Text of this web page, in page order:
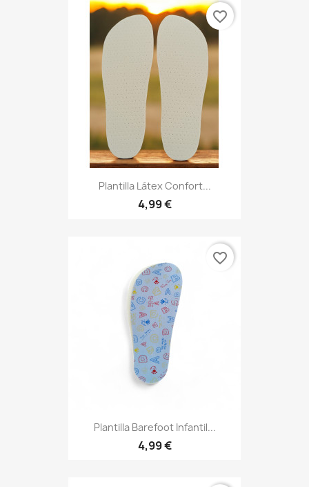
Plantilla Látex Confort...
4,99 €
favorite_border
Plantilla Barefoot Infantil...
4,99 €
favorite_border